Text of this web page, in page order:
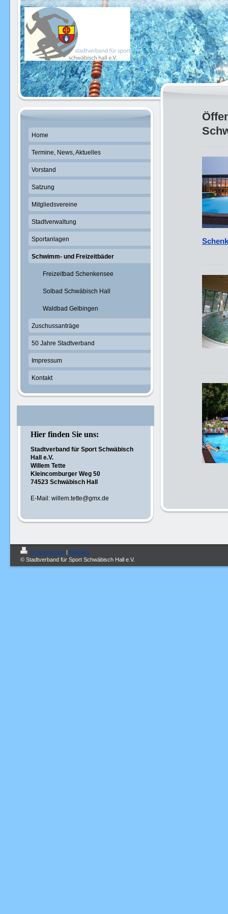
Home
Termine, News, Aktuelles
Vorstand
Satzung
Mitgliedsvereine
Stadtverwaltung
Sportanlagen
Schwimm- und Freizeitbäder
Freizeitbad Schenkensee
Solbad Schwäbisch Hall
Waldbad Gelbingen
Zuschussanträge
50 Jahre Stadtverband
Impressum
Kontakt
Hier finden Sie uns:
Stadtverband für Sport Schwäbisch
Hall e.V.
Willem Tette
Kleincomburger Weg 50
74523 Schwäbisch Hall
E-Mail: willem.tette@gmx.de
Druckversion | Sitemap
© Stadtverband für Sport Schwäbisch Hall e.V.